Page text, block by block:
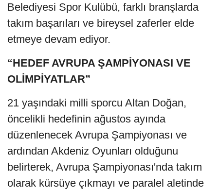
Belediyesi Spor Kulübü, farklı branşlarda
takım başarıları ve bireysel zaferler elde
etmeye devam ediyor.
“HEDEF AVRUPA ŞAMPİYONASI VE
OLİMPİYATLAR”
21 yaşındaki milli sporcu Altan Doğan,
öncelikli hedefinin ağustos ayında
düzenlenecek Avrupa Şampiyonası ve
ardından Akdeniz Oyunları olduğunu
belirterek, Avrupa Şampiyonası'nda takım
olarak kürsüye çıkmayı ve paralel aletinde